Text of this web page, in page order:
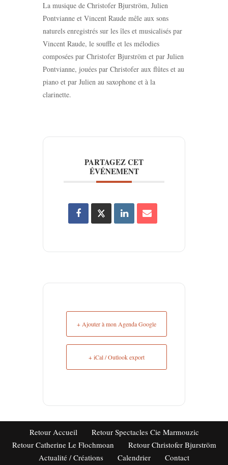
La musique de Christofer Bjurström, Julien
Pontvianne et Vincent Raude mêle aux sons
naturels enregistrés sur les îles et musicalisés par
Vincent Raude, le souffle et les mélodies
composées par Christofer Bjurström et par Julien
Pontvianne, jouées par Christofer aux flûtes et au
piano et par Julien au saxophone et à la
clarinette.
PARTAGEZ CET
ÉVÉNEMENT
+ Ajouter à mon Agenda Google
+ iCal / Outlook export
Retour Accueil
Retour Spectacles Cie Marmouzic
Retour Catherine Le Flochmoan
Retour Christofer Bjurström
Actualité / Créations
Calendrier Contact